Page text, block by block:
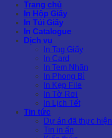
Trang chủ
In Hộp Giấy
In Túi Giấy
In Catalogue
Dịch vụ
In Tag Giấy
In Card
In Tem Nhãn
In Phong Bì
In Kẹp File
In Tờ Rơi
In Lịch Tết
Tin tức
Dự án đã thực hiện
Tin in ấn